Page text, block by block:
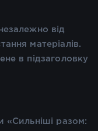
від
матеріалів.
в підзаголовку
«Сильніші разом: